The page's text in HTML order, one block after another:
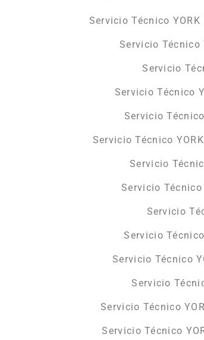
Servicio Técnico
Servicio Técnico
Servicio
Servicio Técnico
Servicio
Servicio Técnico
Servicio
Servicio Técnico
Servicio
Servicio
Servicio Técnico
Servicio
Servicio Técnico
Servicio Técnico